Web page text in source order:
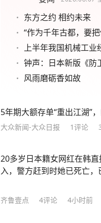
东方之约 相约未来
“作为千年古都，要
上半年我国机械工业
钟声：日本新版《防
风雨磨砺香如故
5年期大额存单“重出江湖”
大众新闻-大众日报 1评论
20多岁日本籍女网红在韩
入，警方赶到时她已死亡，
齐鲁壹点 4评论 4小时前